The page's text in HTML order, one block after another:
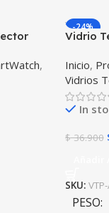
S3,
-24%
Vidrio
38mm
Inicio,
Vidrios
In
$36.900
SKU:
PESO